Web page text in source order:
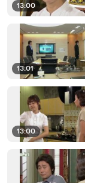
13:00
13:01
13:00